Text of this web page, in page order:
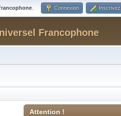
Connexion
Francophone
Attention !